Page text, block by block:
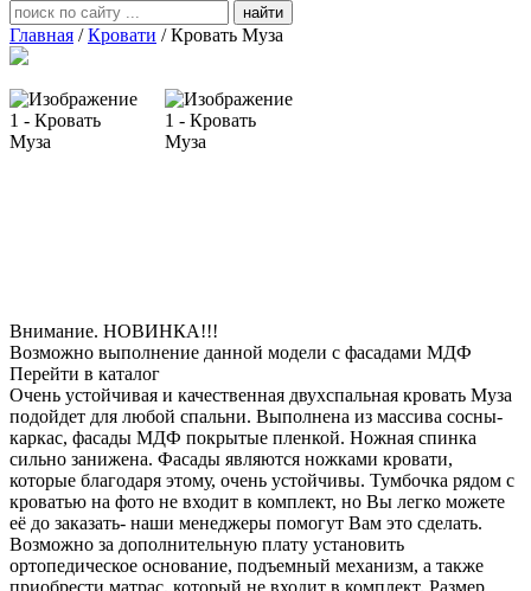
найти
Главная /Кровати /Кровать Муза
Внимание. НОВИНКА!!!
Возможно выполнение данной модели с фасадами МДФ
Перейти в каталог
Очень устойчивая и качественная двухспальная кровать Муза
подойдет для любой спальни. Выполнена из массива сосны-
каркас, фасады МДФ покрытые пленкой. Ножная спинка
сильно занижена. Фасады являются ножками кровати,
которые благодаря этому, очень устойчивы. Тумбочка рядом с
кроватью на фото не входит в комплект, но Вы легко можете
её до заказать- наши менеджеры помогут Вам это сделать.
Возможно за дополнительную плату установить
ортопедическое основание, подъемный механизм, а также
приобрести матрас, который не входит в комплект. Размер